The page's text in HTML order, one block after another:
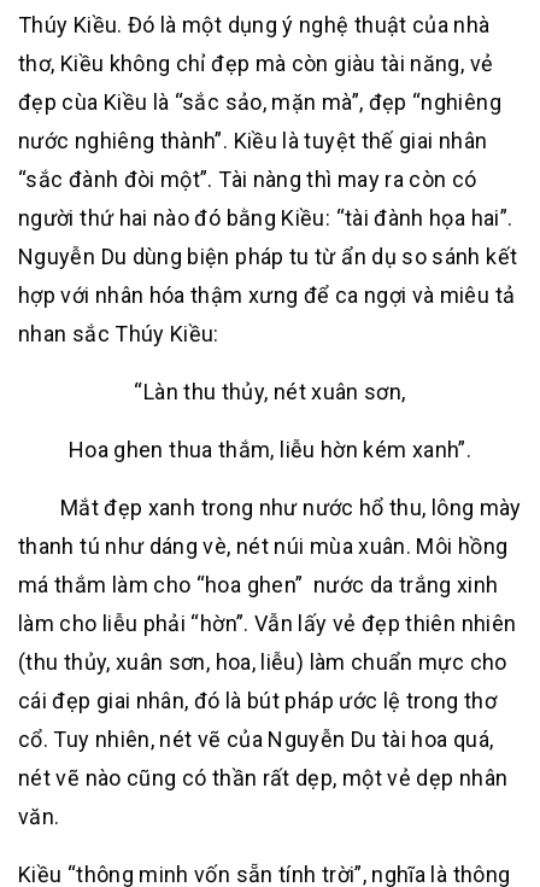
Thúy Kiều. Đó là một dụng ý nghệ thuật của nhà
thơ, Kiều không chỉ đẹp mà còn giàu tài năng, vẻ
đẹp cùa Kiều là “sắc sảo, mặn mà”, đẹp “nghiêng
nước nghiêng thành”. Kiều là tuyệt thế giai nhân
“sắc đành đòi một”. Tài nàng thì may ra còn có
người thứ hai nào đó bằng Kiều: “tài đành họa hai”.
Nguyễn Du dùng biện pháp tu từ ẩn dụ so sánh kết
hợp với nhân hóa thậm xưng để ca ngợi và miêu tả
nhan sắc Thúy Kiều:
“Làn thu thủy, nét xuân sơn,
Hoa ghen thua thắm, liễu hờn kém xanh”.
Mắt đẹp xanh trong như nước hổ thu, lông mày
thanh tú như dáng vè, nét núi mùa xuân. Môi hồng
má thắm làm cho “hoa ghen” nước da trắng xinh
làm cho liễu phải “hờn”. Vẫn lấy vẻ đẹp thiên nhiên
(thu thủy, xuân sơn, hoa, liễu) làm chuẩn mực cho
cái đẹp giai nhân, đó là bút pháp ước lệ trong thơ
cổ. Tuy nhiên, nét vẽ của Nguyễn Du tài hoa quá,
nét vẽ nào cũng có thần rất dẹp, một vẻ dẹp nhân
văn.
Kiều “thông minh vốn sẵn tính trời”, nghĩa là thông